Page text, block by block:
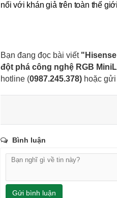
nối với khán giả trên toàn thế
Bạn đang đọc bài viết
đột phá công nghệ RGB
hotline (0987.245.378) hoặc gửi
Bình luận
Gửi bình luận